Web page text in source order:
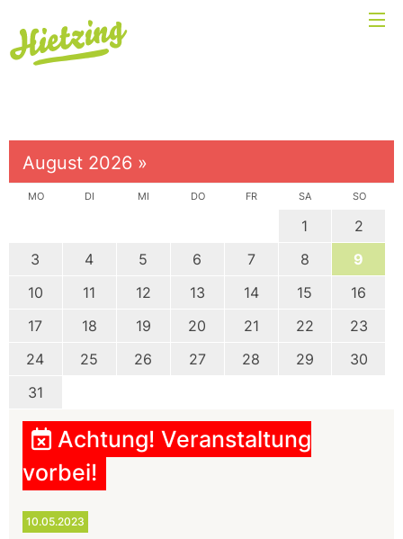
August 2026 »
MO DI MI DO FR SA SO
1
2
3
4 5 6 7 8
9
10
11 12 13 14 15
16
17
18 19 20 21 22
23
24
25 26 27 28 29
30
31
Achtung! Veranstaltung
vorbei!
10.05.2023